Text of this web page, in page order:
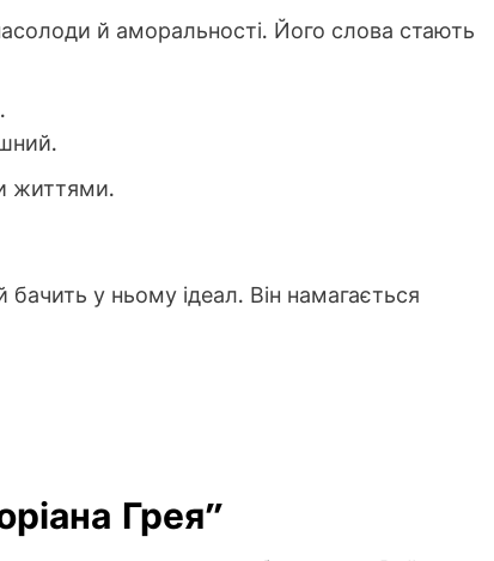
насолоди й аморальності. Його слова стають
життями.
у ньому ідеал. Він намагається
Грея”